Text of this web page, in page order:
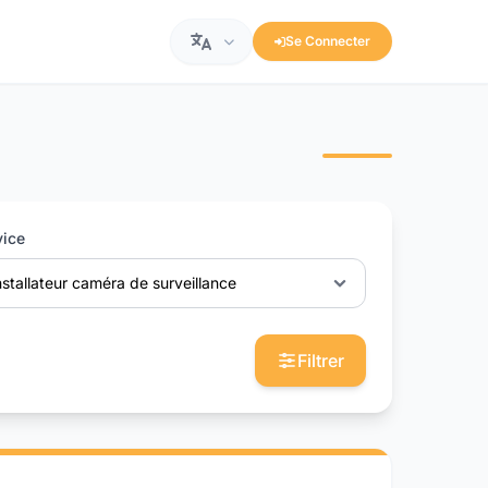
Se Connecter
caméra de surveillance
Filtrer